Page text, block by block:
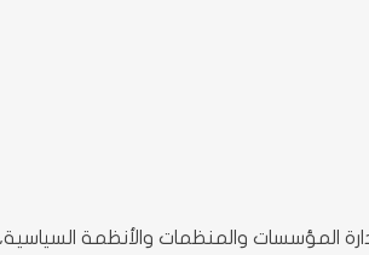
المؤسسات والمنظمات والأنظمة